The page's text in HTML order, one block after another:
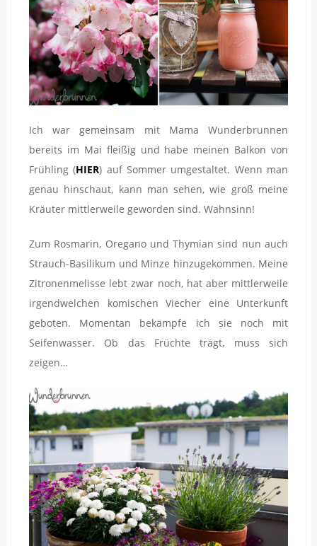
Ich war gemeinsam mit Mama Wunderbrunnen
bereits im Mai fleißig und habe meinen Balkon von
Frühling (HIER) auf Sommer umgestaltet. Wenn man
genau hinschaut, kann man sehen, wie groß meine
Kräuter mittlerweile geworden sind. Wahnsinn!
Zum Rosmarin, Oregano und Thymian sind nun auch
Strauch-Basilikum und Minze hinzugekommen. Meine
Zitronenmelisse lebt zwar noch, hat aber mittlerweile
irgendwelchen komischen Viecher eine Unterkunft
geboten. Momentan bekämpfe ich sie noch mit
Seifenwasser. Ob das Früchte trägt, muss sich
zeigen…